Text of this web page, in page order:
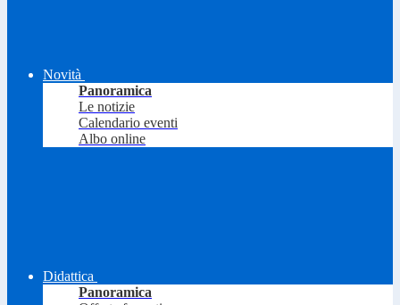
Novità
Panoramica
Le notizie
Calendario eventi
Albo online
Didattica
Panoramica